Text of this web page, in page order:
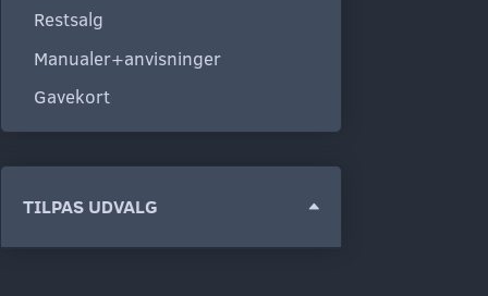
Restsalg
Manualer+anvisninger
Gavekort
TILPAS UDVALG